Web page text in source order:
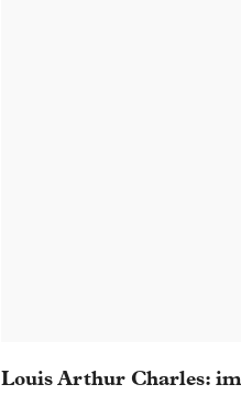
Louis Arthur Charles: